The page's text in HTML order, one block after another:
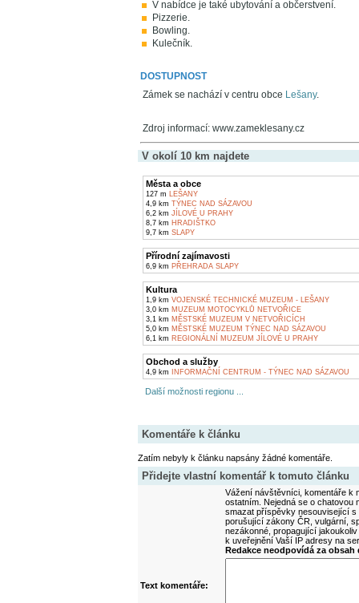
V nabídce je také ubytování a občerstvení.
Pizzerie.
Bowling.
Kulečník.
DOSTUPNOST
Zámek se nachází v centru obce Lešany.
Zdroj informací: www.zameklesany.cz
V okolí 10 km najdete
Města a obce
127 m LEŠANY
4,9 km TÝNEC NAD SÁZAVOU
6,2 km JÍLOVÉ U PRAHY
8,7 km HRADIŠTKO
9,7 km SLAPY
Přírodní zajímavosti
6,9 km PŘEHRADA SLAPY
Kultura
1,9 km VOJENSKÉ TECHNICKÉ MUZEUM - LEŠANY
3,0 km MUZEUM MOTOCYKLŮ NETVOŘICE
3,1 km MĚSTSKÉ MUZEUM V NETVOŘICÍCH
5,0 km MĚSTSKÉ MUZEUM TÝNEC NAD SÁZAVOU
6,1 km REGIONÁLNÍ MUZEUM JÍLOVÉ U PRAHY
Obchod a služby
4,9 km INFORMAČNÍ CENTRUM - TÝNEC NAD SÁZAVOU
Další možnosti regionu ...
Komentáře k článku
Zatím nebyly k článku napsány žádné komentáře.
Přidejte vlastní komentář k tomuto článku
Vážení návštěvníci, komentáře k
ostatním. Nejedná se o
smazat příspěvky nesouvisející
porušující zákony ČR, vulgární,
nezákonné, propagující
k uveřejnění Vaší IP adresy na
Redakce neodpovídá za
Text komentáře: